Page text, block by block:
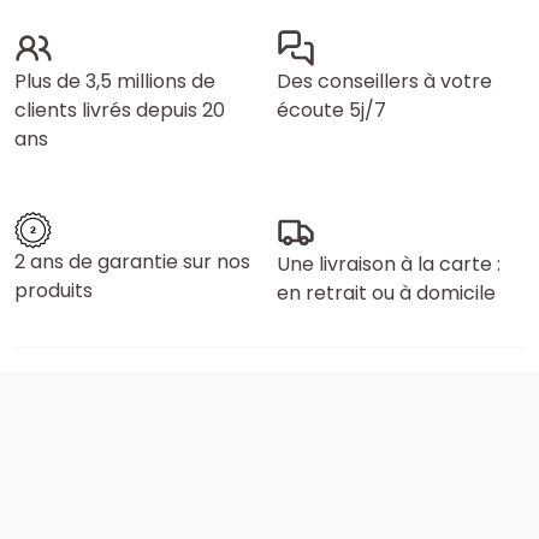
Plus de 3,5 millions de
clients livrés depuis 20
ans
Des conseillers à votre
écoute 5j/7
2 ans de garantie sur nos
produits
Une livraison à la carte :
en retrait ou à domicile